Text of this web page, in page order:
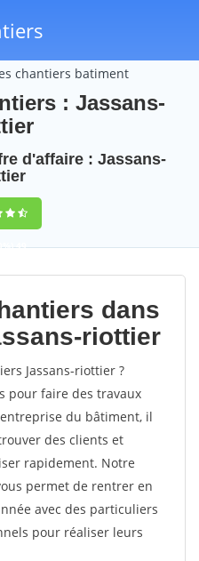
chantiers batiment
: Jassans-
d'affaire : Jassans-
49
dans
riottier
Jassans-riottier ?
pour faire des travaux
du bâtiment, il
des clients et
rapidement. Notre
permet de rentrer en
avec des particuliers
pour réaliser leurs